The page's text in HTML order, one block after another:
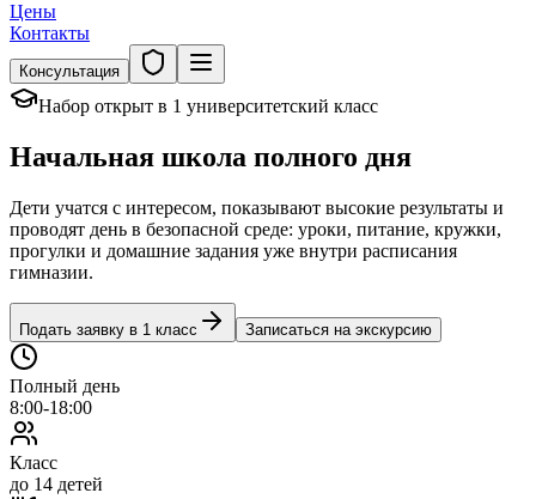
Цены
Контакты
Консультация
Набор открыт в 1 университетский класс
Начальная школа полного дня
Дети учатся с интересом, показывают высокие результаты и
проводят день в безопасной среде: уроки, питание, кружки,
прогулки и домашние задания уже внутри расписания
гимназии.
Подать заявку в 1 класс Записаться на экскурсию
Полный день
8:00-18:00
Класс
до 14 детей